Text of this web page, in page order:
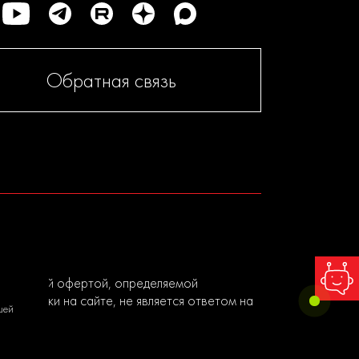
Обратная связь
офертой, определяемой
на сайте, не является ответом на